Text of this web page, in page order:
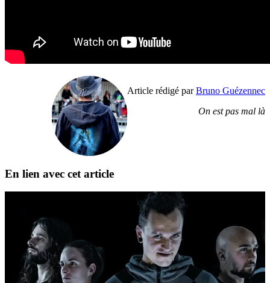
Article rédigé parBruno Guézennec
On est pas mal là
En lien avec cet article